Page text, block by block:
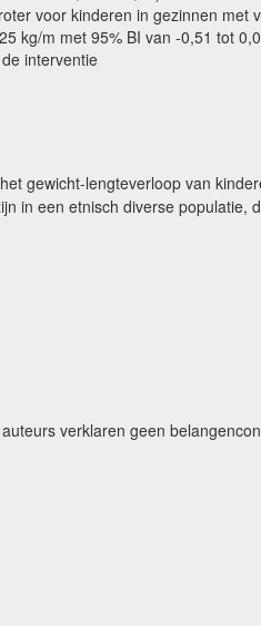
voor kinderen in gezinnen
kg/m met 95% BI van -0,51 tot
interventie
gewicht-lengteverloop van
in een etnisch diverse
verklaren geen